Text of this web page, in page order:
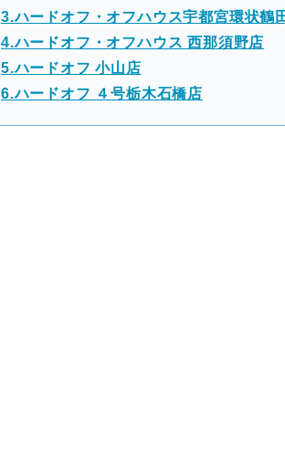
3.ハードオフ・オフハウス宇都宮環状鶴
4.ハードオフ・オフハウス 西那須野店
5.ハードオフ 小山店
6.ハードオフ ４号栃木石橋店